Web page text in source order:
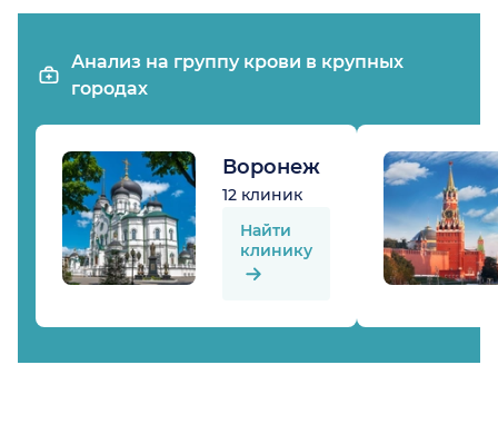
Анализ на группу крови в крупных
городах
Воронеж
12 клиник
Найти
клинику